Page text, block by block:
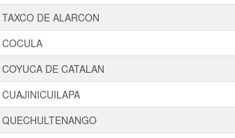
TAXCO DE ALARCON
COCULA
COYUCA DE CATALAN
CUAJINICUILAPA
QUECHULTENANGO